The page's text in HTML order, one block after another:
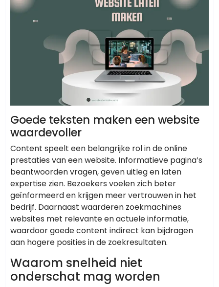
Goede teksten maken een website
waardevoller
Content speelt een belangrijke rol in de online
prestaties van een website. Informatieve pagina’s
beantwoorden vragen, geven uitleg en laten
expertise zien. Bezoekers voelen zich beter
geïnformeerd en krijgen meer vertrouwen in het
bedrijf. Daarnaast waarderen zoekmachines
websites met relevante en actuele informatie,
waardoor goede content indirect kan bijdragen
aan hogere posities in de zoekresultaten.
Waarom snelheid niet
onderschat mag worden